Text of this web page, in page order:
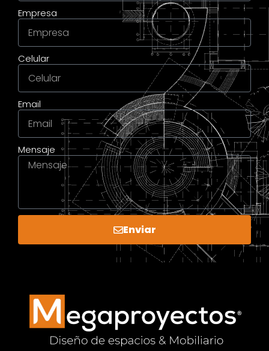
Empresa
Celular
Email
Mensaje
Enviar